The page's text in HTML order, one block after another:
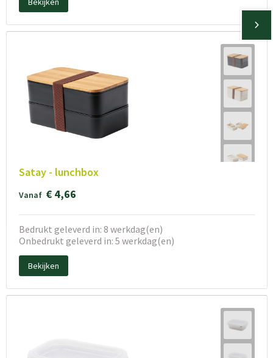
Satay - lunchbox
Vanaf € 4,66
Bedrukt geleverd in: 8 werkdag(en)
Onbedrukt geleverd in: 5 werkdag(en)
Bekijken